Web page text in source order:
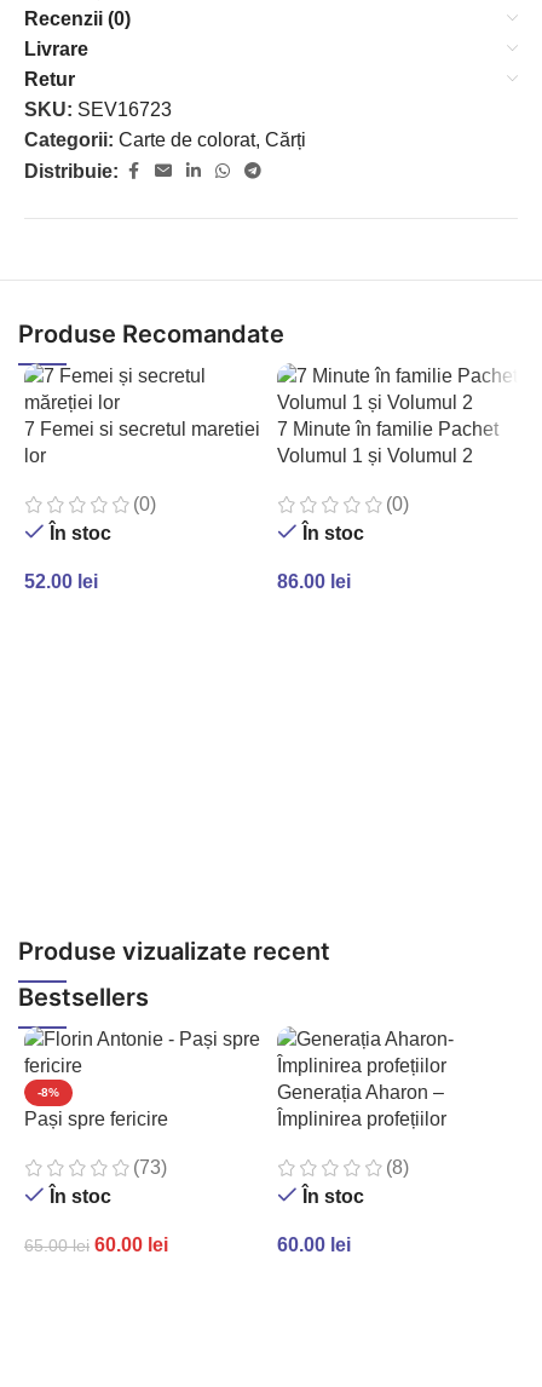
Recenzii (0)
Livrare
Retur
SKU: SEV16723
Categorii: Carte de colorat, Cărți
Distribuie:
Produse Recomandate
7 Femei si secretul maretiei
lor
(0)
În stoc
52.00 lei
7 Minute în familie Pachet
Volumul 1 și Volumul 2
(0)
În stoc
86.00 lei
Produse vizualizate recent
Bestsellers
-8%
Pași spre fericire
(73)
În stoc
65.00lei 60.00 lei
Generația Aharon –
Împlinirea profețiilor
(8)
În stoc
60.00 lei